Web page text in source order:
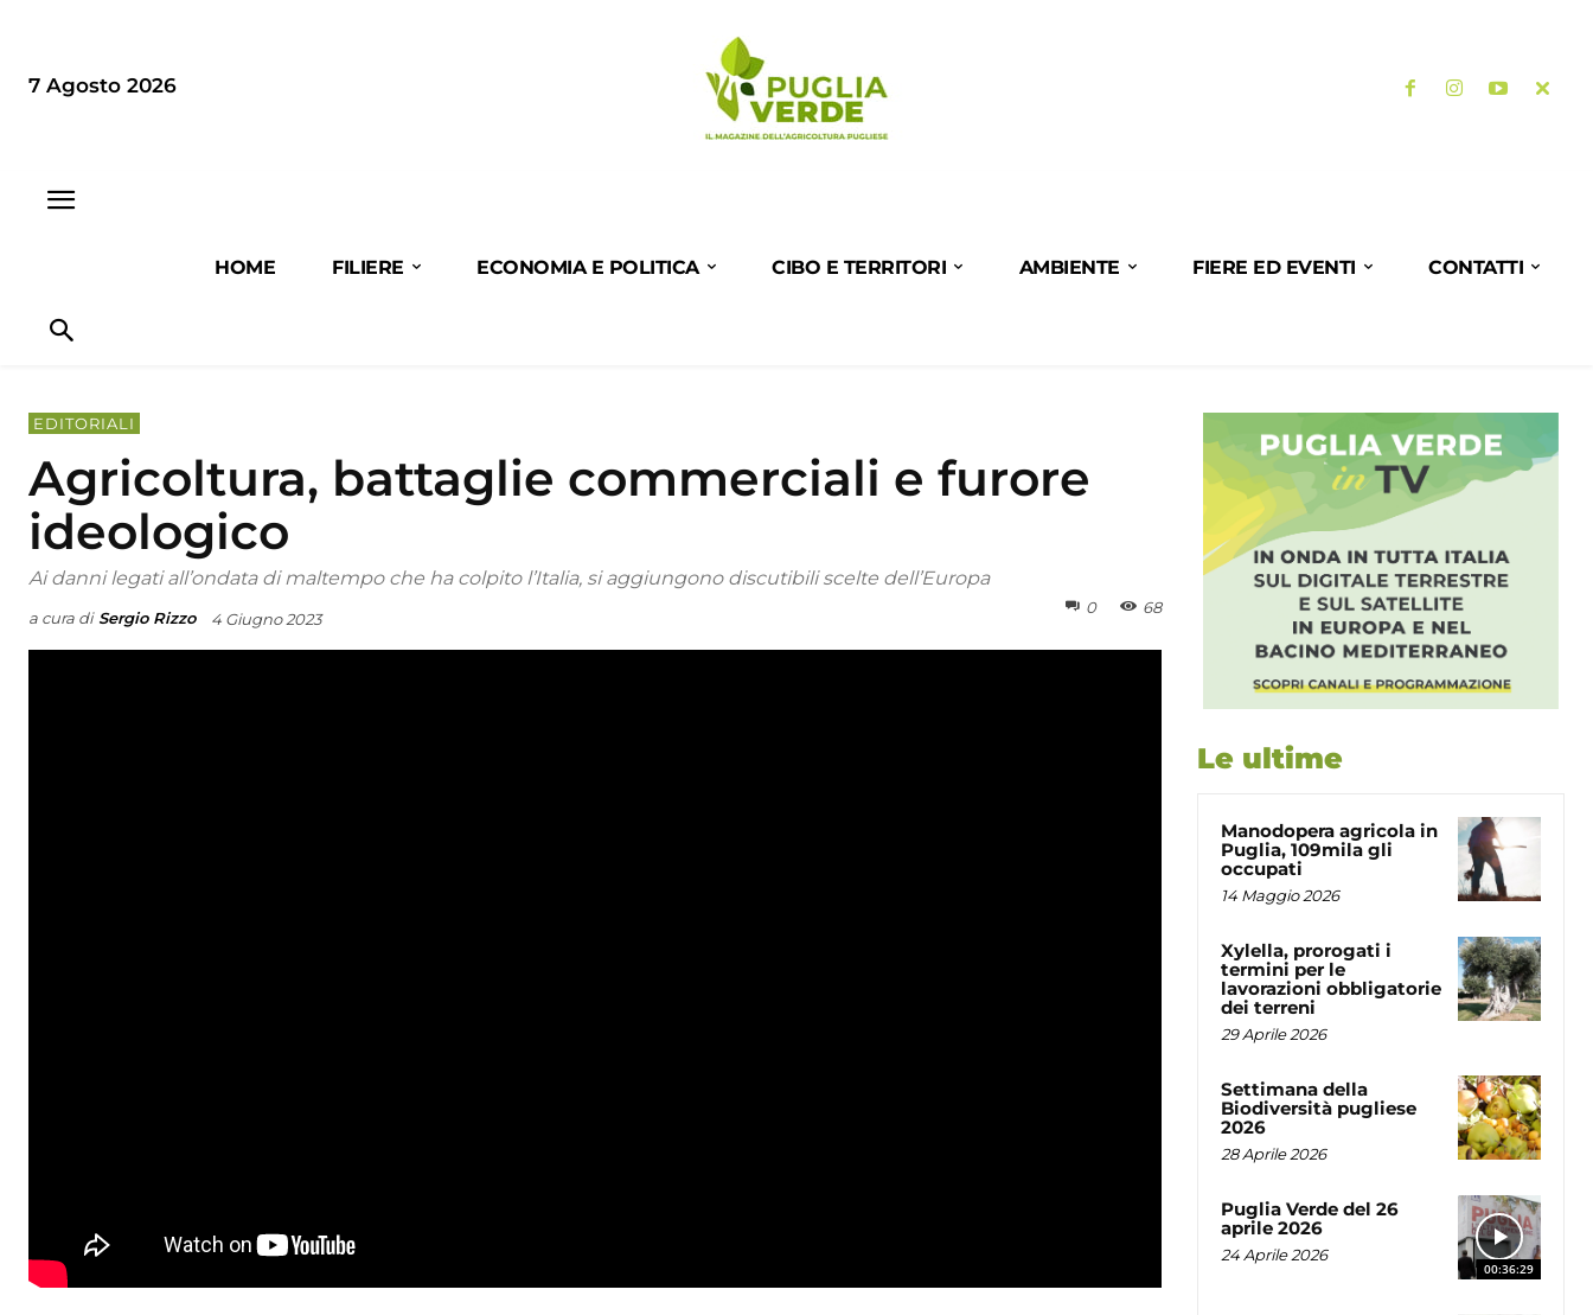
7 Agosto 2026
HOME FILIERE ECONOMIA E POLITICA CIBO E TERRITORI AMBIENTE FIERE ED EVENTI CONTATTI
EDITORIALI
Agricoltura, battaglie commerciali e furore
ideologico
Ai danni legati all’ondata di maltempo che ha colpito l’Italia, si aggiungono discutibili scelte dell’Europa
a cura di Sergio Rizzo 4 Giugno 2023
0 68
Le ultime
Manodopera agricola in
Puglia, 109mila gli
occupati
14 Maggio 2026
Xylella, prorogati i
termini per le
lavorazioni obbligatorie
dei terreni
29 Aprile 2026
Settimana della
Biodiversità pugliese
2026
28 Aprile 2026
00:36:29
Puglia Verde del 26
aprile 2026
24 Aprile 2026